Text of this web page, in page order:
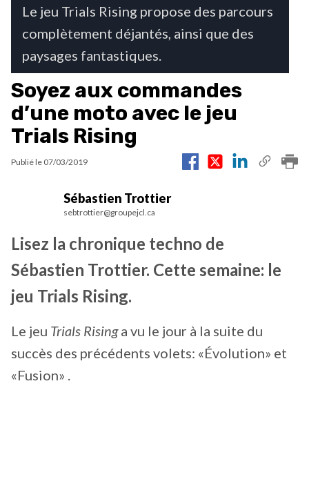
Le jeu Trials Rising propose des parcours
complètement déjantés, ainsi que des
paysages fantastiques.
Soyez aux commandes
d’une moto avec le jeu
Trials Rising
Publié le 07/03/2019
Sébastien Trottier
sebtrottier@groupejcl.ca
Lisez la chronique techno de
Sébastien Trottier. Cette semaine: le
jeu Trials Rising.
Le jeu Trials Risinga vu le jour à la suite du
succès des précédents volets: «Évolution» et
«Fusion» .